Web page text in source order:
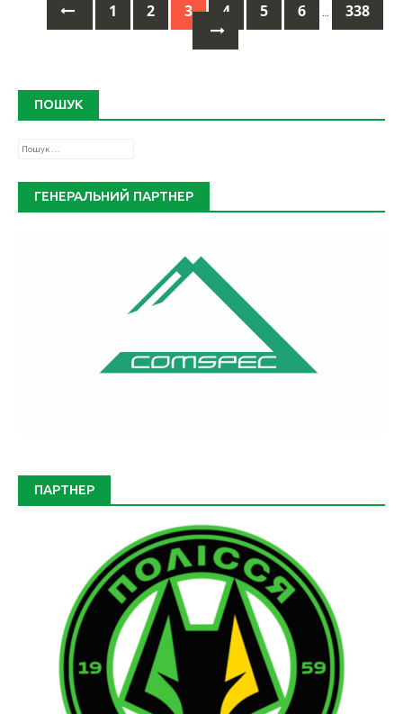
Posts
1 2 3 4 5 6 … 338
ПОШУК
Пошук:
ГЕНЕРАЛЬНИЙ ПАРТНЕР
ПАРТНЕР